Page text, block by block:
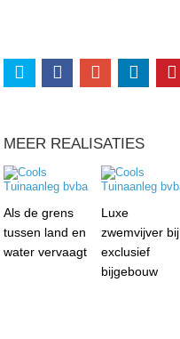
MEER REALISATIES
Als de grens
tussen land en
water vervaagt
Luxe
zwemvijver bij
exclusief
bijgebouw